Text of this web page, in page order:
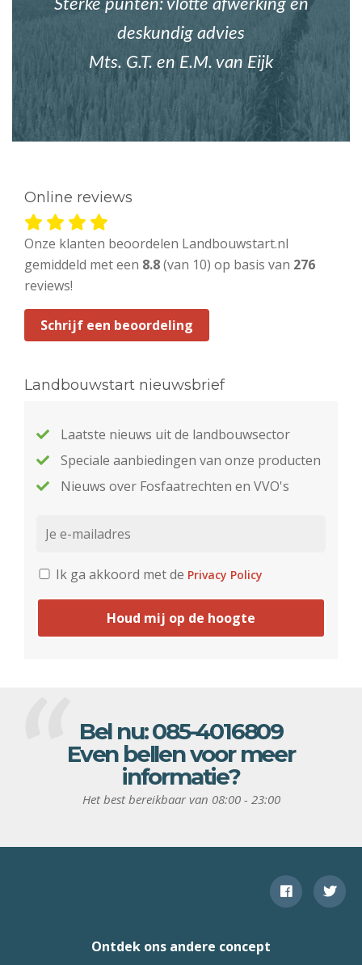
Sterke punten: vlotte afwerking en
deskundig advies
Mts. G.T. en E.M. van Eijk
Online reviews
Onze klanten beoordelen Landbouwstart.nl
gemiddeld met een 8.8(van 10) op basis van 276
reviews!
Schrijf een beoordeling
Landbouwstart nieuwsbrief
Laatste nieuws uit de landbouwsector
Speciale aanbiedingen van onze producten
Nieuws over Fosfaatrechten en VVO's
Ik ga akkoord met de Privacy Policy
Houd mij op de hoogte
Bel nu:085-4016809
Even bellen voor meer
informatie?
Het best bereikbaar van 08:00 - 23:00
Ontdek ons andere concept